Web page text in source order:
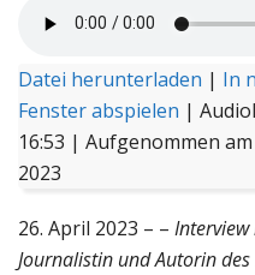
Datei herunterladen | In
Fenster abspielen |
16:53 | Aufgenommen
2023
26. April 2023 – –
Journalistin und Autorin des